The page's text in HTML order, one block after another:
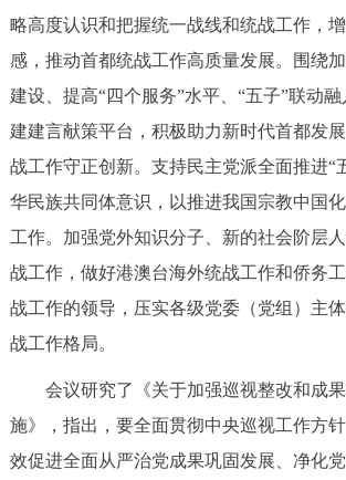
略高度认识和把握统一战线和统战工作，
感，推动首都统战工作高质量发展。围绕
建设、提高“四个服务”水平、“五子”联动
建建言献策平台，积极助力新时代首都发
战工作守正创新。支持民主党派全面推进“
华民族共同体意识，以推进我国宗教中国
工作。加强党外知识分子、新的社会阶层
战工作，做好港澳台海外统战工作和侨务
战工作的领导，压实各级党委（党组）主
战工作格局。
会议研究了《关于加强巡视整改和成果
施》，指出，要全面贯彻中央巡视工作方
效促进全面从严治党成果巩固发展、净化